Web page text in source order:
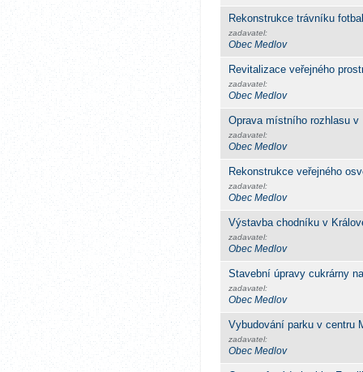
Rekonstrukce trávníku
zadavatel:
Obec Medlov
Revitalizace veřejného
zadavatel:
Obec Medlov
Oprava místního rozhlasu
zadavatel:
Obec Medlov
Rekonstrukce veřejného
zadavatel:
Obec Medlov
Výstavba chodníku v
zadavatel:
Obec Medlov
Stavební úpravy cukrárny
zadavatel:
Obec Medlov
Vybudování parku v centru
zadavatel:
Obec Medlov